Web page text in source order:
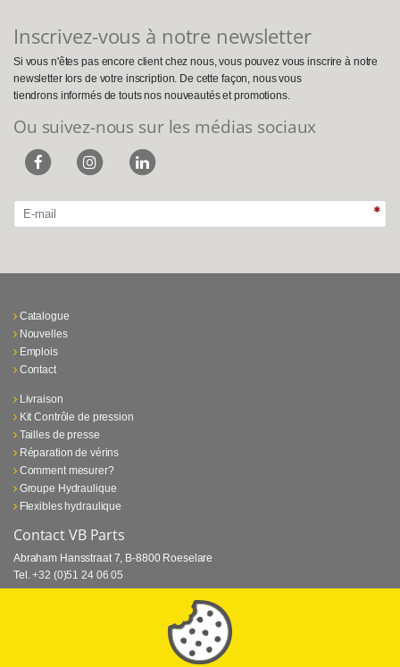
Inscrivez-vous à notre newsletter
Si vous n'êtes pas encore client chez nous, vous pouvez vous inscrire à notre
newsletter lors de votre inscription. De cette façon, nous vous
tiendrons informés de touts nos nouveautés et promotions.
Ou suivez-nous sur les médias sociaux
Catalogue
Nouvelles
Emplois
Contact
Livraison
Kit Contrôle de pression
Tailles de presse
Réparation de vérins
Comment mesurer?
Groupe Hydraulique
Flexibles hydraulique
Contact VB Parts
Abraham Hansstraat 7 B-8800 Roeselare
Tel. +32 (0)51 24 06 05
⏳ Dernier mois de promotion Webtec!
Promotion Webtec Equipements De Test Portatifs